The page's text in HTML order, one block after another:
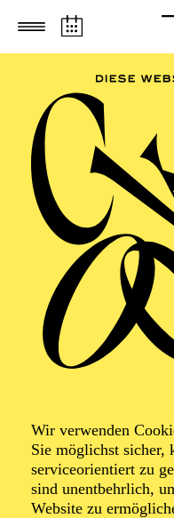
Zum Hauptinhalt
Wir verwenden
Sie möglichst sicher,
serviceorientiert zu
sind unentbehrlich,
Website zu